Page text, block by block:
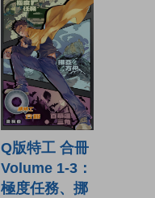
Q版特工 合冊
Volume 1-3：
極度任務、挪